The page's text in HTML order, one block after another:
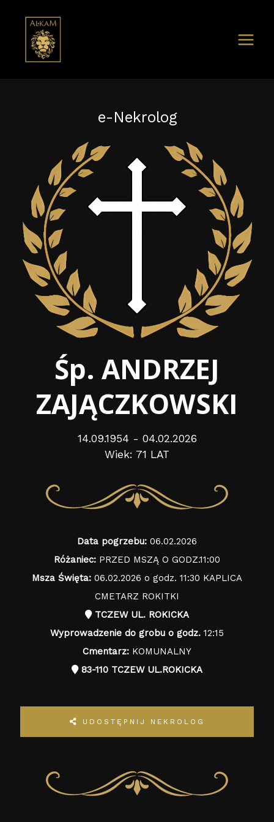
e-Nekrolog
Śp. ANDRZEJ
ZAJĄCZKOWSKI
14.09.1954 - 04.02.2026
Wiek: 71 LAT
Data pogrzebu: 06.02.2026
Różaniec: PRZED MSZĄ O GODZ.11:00
Msza Święta: 06.02.2026 o godz. 11:30 KAPLICA
CMETARZ ROKITKI
TCZEW UL. ROKICKA
Wyprowadzenie do grobu o godz. 12:15
Cmentarz: KOMUNALNY
83-110 TCZEW UL.ROKICKA
UDOSTĘPNIJ NEKROLOG